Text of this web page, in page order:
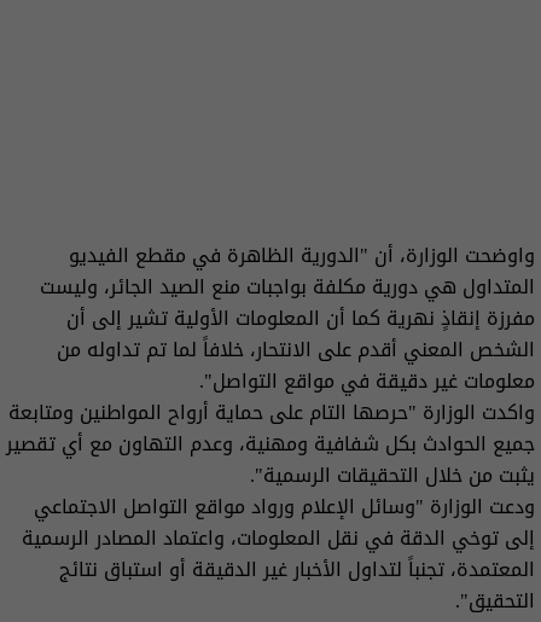
واوضحت الوزارة، أن "الدورية الظاهرة في مقطع الفيديو
المتداول هي دورية مكلفة بواجبات منع الصيد الجائر، وليست
مفرزة إنقاذٍ نهرية كما أن المعلومات الأولية تشير إلى أن
الشخص المعني أقدم على الانتحار، خلافاً لما تم تداوله من
معلومات غير دقيقة في مواقع التواصل".
واكدت الوزارة "حرصها التام على حماية أرواح المواطنين ومتابعة
جميع الحوادث بكل شفافية ومهنية، وعدم التهاون مع أي تقصير
يثبت من خلال التحقيقات الرسمية".
ودعت الوزارة "وسائل الإعلام ورواد مواقع التواصل الاجتماعي
إلى توخي الدقة في نقل المعلومات، واعتماد المصادر الرسمية
المعتمدة، تجنباً لتداول الأخبار غير الدقيقة أو استباق نتائج
التحقيق".